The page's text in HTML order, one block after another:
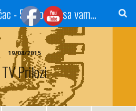
Radio Gradačac - 56 godina sa vama...
19/08/2015
TV Prilozi